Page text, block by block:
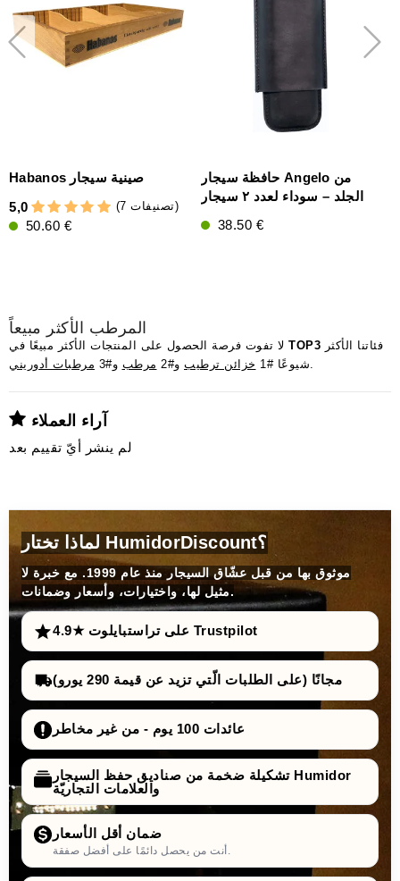
Habanos صينية سيجار
5,0
(7 تصنيفات)
50.60 €
حافظة سيجار Angelo من
الجلد – سوداء لعدد ٢ سيجار
38.50 €
المرطب الأكثر مبيعاً
TOP3
شيوعًا #1
خزائن ترطيب و#2 مرطب و#3 مرطبات أدوريني .
آراء العملاء
لم ينشر أيّ تقييم بعد
لماذا تختار HumidorDiscount؟
موثوق بها من قبل عشّاق السيجار منذ عام 1999. مع خبرة لا
مثيل لها، واختيارات، وأسعار وضمانات.
4.9★ على تراستبايلوت Trustpilot
مجانًا (على الطلبات الّتي تزيد عن قيمة 290 يورو)
عائدات 100 يوم - من غير مخاطر
تشكيلة ضخمة من صناديق حفظ السيجار Humidor
والعلامات التجاريّة
ضمان أقل الأسعار
أنت من يحصل دائمًا على أفضل صفقة.